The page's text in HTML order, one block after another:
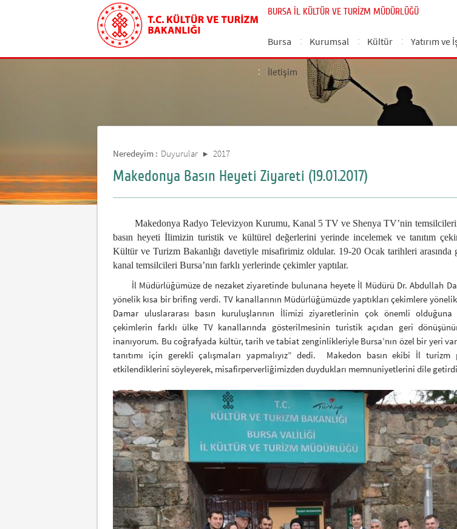
BURSA İL KÜLTÜR VE TURİZM MÜDÜRLÜĞÜ
Bursa Kurumsal Kültür Yatırım ve
İletişim
Neredeyim : Duyurular 2017
Makedonya Basın Heyeti Ziyareti (19.01.2017)
Makedonya Radyo Televizyon Kurumu, Kanal 5 TV ve Shenya TV’nin
basın heyeti İlimizin turistik ve kültürel değerlerini yerinde incelemek ve tanıtım
Kültür ve Turizm Bakanlığı davetiyle misafirimiz oldular. 19-20 Ocak tarihleri arasında
kanal temsilcileri Bursa’nın farklı yerlerinde çekimler yaptılar.
İl Müdürlüğümüze de nezaket ziyaretinde bulunana heyete İl Müdürü Dr. Abdullah
yönelik kısa bir brifing verdi. TV kanallarının Müdürlüğümüzde yaptıkları çekimlere
Damar uluslararası basın kuruluşlarının İlimizi ziyaretlerinin çok önemli olduğuna
çekimlerin farklı ülke TV kanallarında gösterilmesinin turistik açıdan geri
inanıyorum. Bu coğrafyada kültür, tarih ve tabiat zenginlikleriyle Bursa’nın özel bir yeri
tanıtımı için gerekli çalışmaları yapmalıyız” dedi. Makedon basın ekibi İl turizm
etkilendiklerini söyleyerek, misafirperverliğimizden duydukları memnuniyetlerini dile